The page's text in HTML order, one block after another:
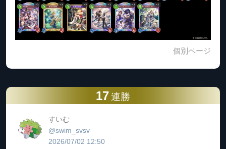
個別ページ
17 連勝
すいむ
@swim_svsv
2026/07/02 12:50